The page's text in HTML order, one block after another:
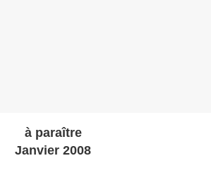
à paraître
Janvier 2008